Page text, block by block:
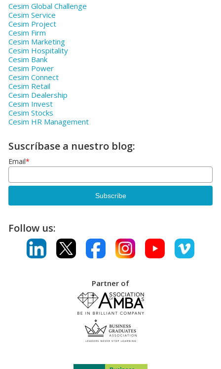
Cesim Global Challenge
Cesim Service
Cesim Project
Cesim Firm
Cesim Marketing
Cesim Hospitality
Cesim Bank
Cesim Power
Cesim Connect
Cesim Retail
Cesim Dealership
Cesim Invest
Cesim Stocks
Cesim HR Management
Suscríbase a nuestro blog:
Email*
Follow us:
Partner of